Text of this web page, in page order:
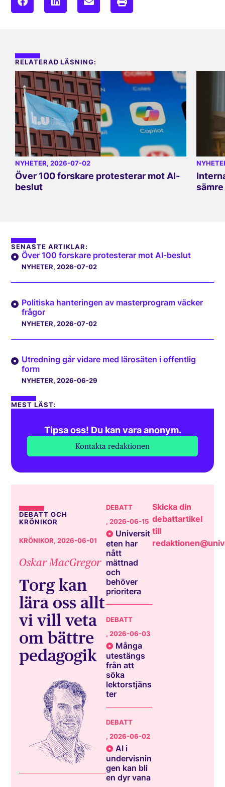
RELATERAD LÄSNING:
NYHETER, 2026-07-02
Över 100 forskare protesterar mot AI-
beslut
SENASTE ARTIKLAR:
Över 100 forskare protesterar mot AI-beslut
NYHETER, 2026-07-02
Politiska hanteringen av masterprogram väcker
frågor
NYHETER, 2026-07-02
Utredning går vidare med lärosäten i offentlig
form
NYHETER, 2026-06-29
MEST LÄST:
Tipsa oss! Du kan vara anonym.
Kontakta redaktionen
DEBATT OCH
KRÖNIKOR
KRÖNIKOR, 2026-06-01
Oskar MacGregor
Torg kan
lära oss allt
vi vill veta
om bättre
pedagogik
DEBATT
, 2026-06-15
Universit
eten har
nått
mättnad
och
behöver
prioritera
DEBATT
, 2026-06-03
Många
utestängs
från att
söka
lektorstjäns
ter
DEBATT
, 2026-06-02
AI i
undervisnin
gen kan bli
en dyr vana
Skicka din
debattartikel
till